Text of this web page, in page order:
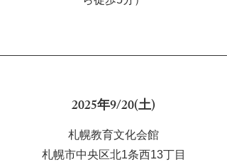
2025年9/20(土)
札幌教育文化会館
札幌市中央区北1条西13丁目